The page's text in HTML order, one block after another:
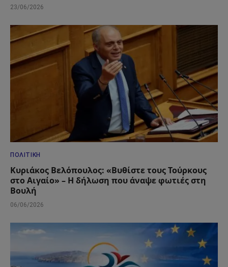
23/06/2026
ΠΟΛΙΤΙΚΉ
Κυριάκος Βελόπουλος: «Βυθίστε τους Τούρκους
στο Αιγαίο» – Η δήλωση που άναψε φωτιές στη
Βουλή
06/06/2026